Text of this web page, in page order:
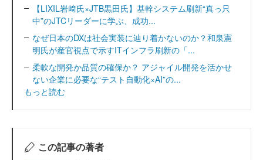
【LIXIL岩﨑氏×JTB黒田氏】基幹システム刷新“真っ只
中”のJTCリーダーに学ぶ、成功...
なぜ日本のDXは社会実装に辿り着かないのか？和泉憲
明氏が産官視点で示すITインフラ刷新の「...
柔軟な開発か品質の確保か？ アジャイル開発を活かせ
ない企業に必要な“テスト自動化×AI”の...
もっと読む
この記事の著者